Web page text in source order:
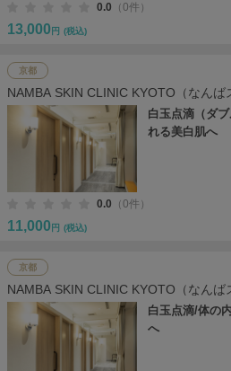
0.0 （0件）
13,000 円 (税込)
京都
NAMBA SKIN CLINIC KYOTO（なんば
白玉点滴（ダ
れる美白肌へ
0.0 （0件）
11,000 円 (税込)
京都
NAMBA SKIN CLINIC KYOTO（なんば
白玉点滴/体の
へ